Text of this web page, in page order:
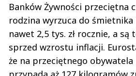
Banków Żywności przeciętna
rodzina wyrzuca do
nawet 2,5 tys. zł rocznie, a są
sprzed wzrostu inflacji.
że na przeciętnego